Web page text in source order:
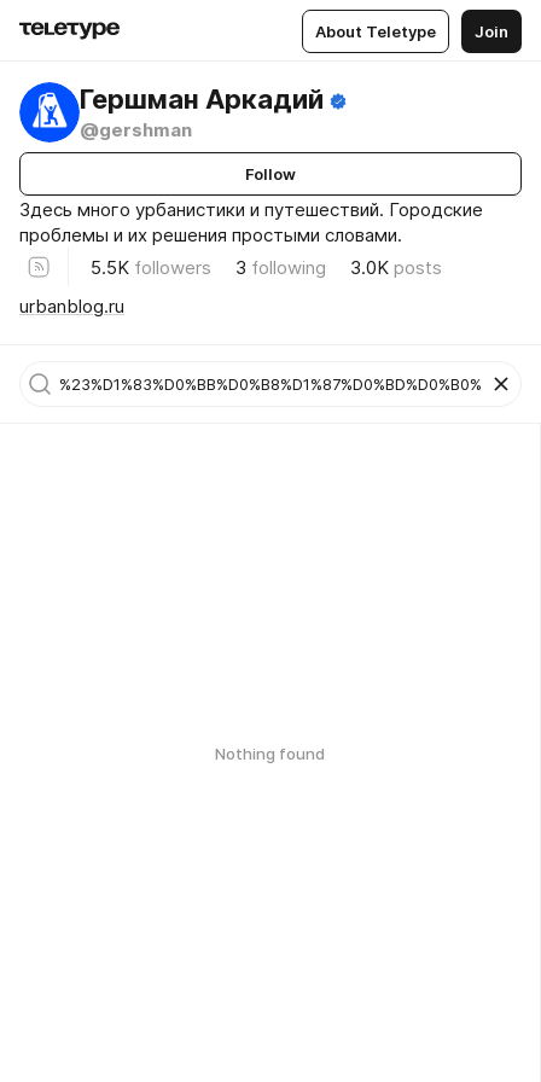
About Teletype Join
Гершман Аркадий
@gershman
Follow
Здесь много урбанистики и путешествий. Городские
проблемы и их решения простыми словами.
5.5K followers 3 following 3.0K posts
urbanblog.ru
Nothing found